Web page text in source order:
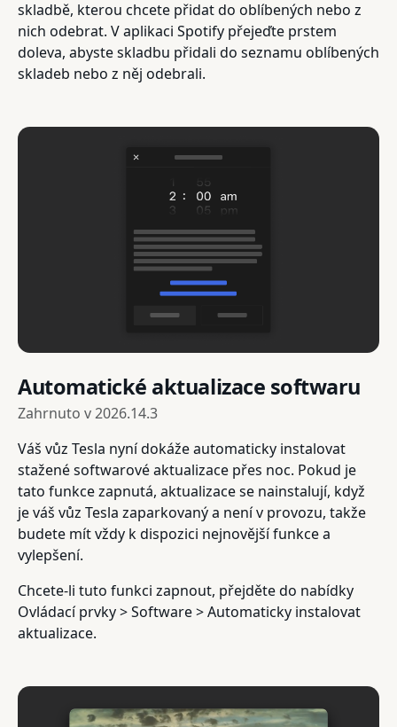
skladbě, kterou chcete přidat do oblíbených nebo z
nich odebrat. V aplikaci Spotify přejeďte prstem
doleva, abyste skladbu přidali do seznamu oblíbených
skladeb nebo z něj odebrali.
Automatické aktualizace softwaru
Zahrnuto v2026.14.3
Váš vůz Tesla nyní dokáže automaticky instalovat
stažené softwarové aktualizace přes noc. Pokud je
tato funkce zapnutá, aktualizace se nainstalují, když
je váš vůz Tesla zaparkovaný a není v provozu, takže
budete mít vždy k dispozici nejnovější funkce a
vylepšení.
Chcete-li tuto funkci zapnout, přejděte do nabídky
Ovládací prvky > Software > Automaticky instalovat
aktualizace.